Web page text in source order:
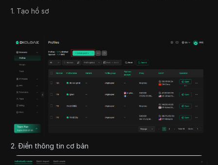
1. Tạo hồ sơ
2. Điền thông tin cơ bản